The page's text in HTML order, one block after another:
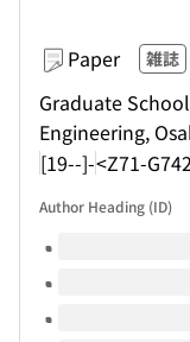
Paper 雑誌
Graduate
Engineering,
[19--]-<Z71-
Author Heading (ID)
Volumes of this title